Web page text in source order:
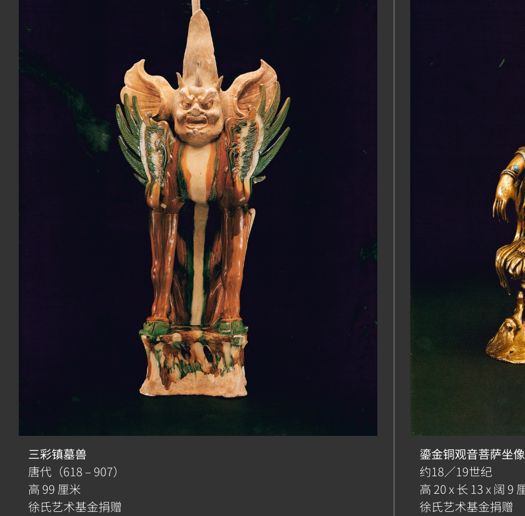
三彩镇墓兽
唐代（618 – 907）
高 99 厘米
徐氏艺术基金捐赠
鎏金铜观音菩萨坐像
约18／19世纪
高 20 x 长 13 x 阔 9
徐氏艺术基金捐赠